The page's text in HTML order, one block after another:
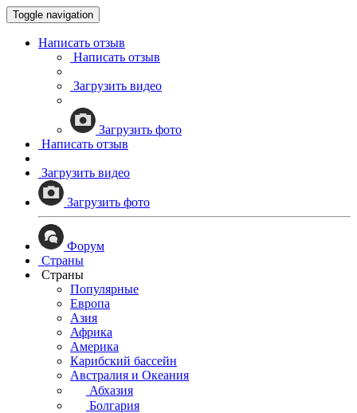
Toggle navigation
Написать отзыв
Написать отзыв
Загрузить видео
Загрузить фото
Написать отзыв
Загрузить видео
Загрузить фото
Форум
Страны
Страны
Популярные
Европа
Азия
Африка
Америка
Карибский бассейн
Австралия и Океания
Абхазия
Болгария